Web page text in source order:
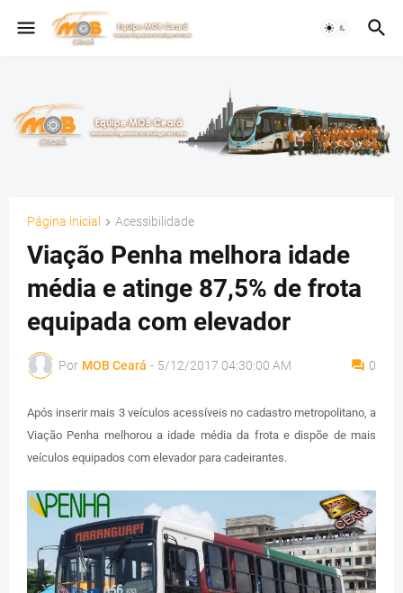
Página inicial Acessibilidade
Viação Penha melhora idade
média e atinge 87,5% de frota
equipada com elevador
Por MOB Ceará - 5/12/2017 04:30:00 AM 0
Após inserir mais 3 veículos acessíveis no cadastro metropolitano, a
Viação Penha melhorou a idade média da frota e dispõe de mais
veículos equipados com elevador para cadeirantes.